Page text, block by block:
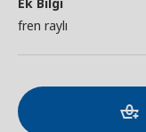
fren raylı